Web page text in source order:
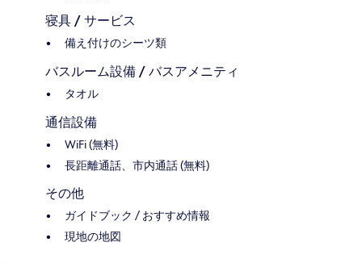
寝具 / サービス
備え付けのシーツ類
バスルーム設備 / バスアメニティ
タオル
通信設備
WiFi (無料)
長距離通話、市内通話 (無料)
その他
ガイドブック / おすすめ情報
現地の地図